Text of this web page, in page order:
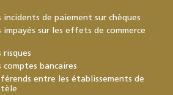
incidents de paiement sur chèques
impayés sur les effets de commerce
risques
comptes bancaires
entre les établissements de